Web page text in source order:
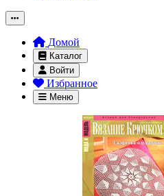
Домой
Каталог
Войти
Избранное
Меню